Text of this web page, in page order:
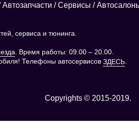
Автозапчасти / Сервисы /
сервиса и тюнинга.
. Время работы: 09.00 – 20.00.
Телефоны автосервисов ЗДЕСЬ.
Copyrights © 2015-2019.